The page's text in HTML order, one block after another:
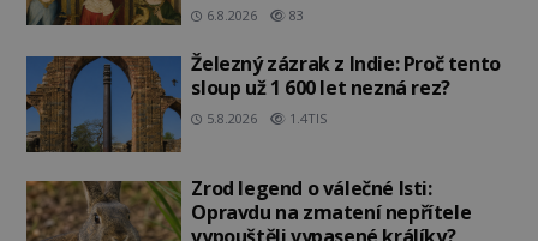
6.8.2026 83
Železný zázrak z Indie: Proč tento
sloup už 1 600 let nezná rez?
5.8.2026 1.4TIS
Zrod legend o válečné lsti:
Opravdu na zmatení nepřítele